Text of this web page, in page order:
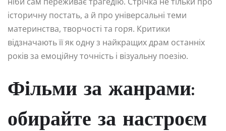
історичну постать, а й про універсальні теми
материнства, творчості та горя. Критики
відзначають її як одну з найкращих драм останніх
років за емоційну точність і візуальну поезію.
Фільми за жанрами:
обирайте за настроєм